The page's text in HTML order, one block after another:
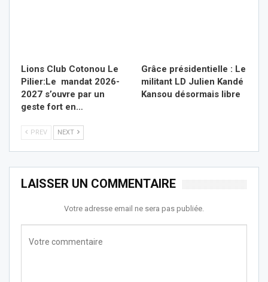
Lions Club Cotonou Le
Pilier:Le mandat 2026-
2027 s’ouvre par un
geste fort en…
Grâce présidentielle : Le
militant LD Julien Kandé
Kansou désormais libre
PREV NEXT
LAISSER UN COMMENTAIRE
Votre adresse email ne sera pas publiée.